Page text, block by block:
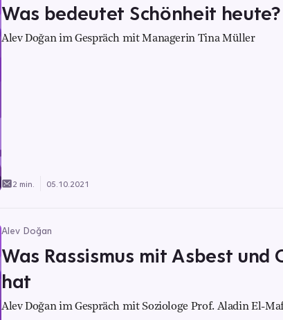
Was bedeutet Schönheit heute?
Alev Doğan im Gespräch mit Managerin Tina Müller
2 min. 05.10.2021
Alev Doğan
Was Rassismus mit Asbest und
hat
Alev Doğan im Gespräch mit Soziologe Prof. Aladin El-